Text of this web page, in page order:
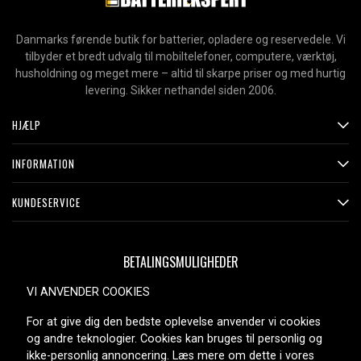
Danmarks førende butik for batterier, opladere og reservedele. Vi
tilbyder et bredt udvalg til mobiltelefoner, computere, værktøj,
husholdning og meget mere – altid til skarpe priser og med hurtig
levering. Sikker nethandel siden 2006.
HJÆLP
INFORMATION
KUNDESERVICE
BETALINGSMULIGHEDER
LEVERINGSMULIGHEDER
VI ANVENDER COOKIES
For at give dig den bedste oplevelse anvender vi cookies
og andre teknologier. Cookies kan bruges til personlig og
ikke-personlig annoncering. Læs mere om dette i vores